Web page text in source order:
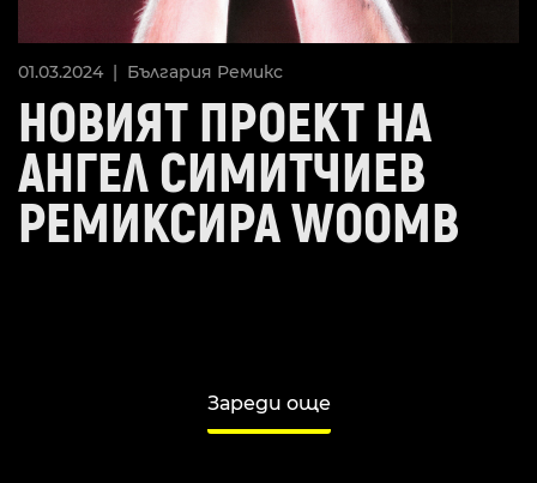
01.03.2024 | България Ремикс
НОВИЯТ ПРОЕКТ НА
АНГЕЛ СИМИТЧИЕВ
РЕМИКСИРА WOOMB
Зареди още